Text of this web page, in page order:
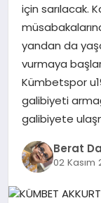
GÖKSUN
TÜRKOĞLU
PAZARCIK
KÜNYE
NURHAK
için sarılacak.
yandan da
vurmaya
Kümbetspor
galibiyeti
galibiyete
Berat
02 Kasım